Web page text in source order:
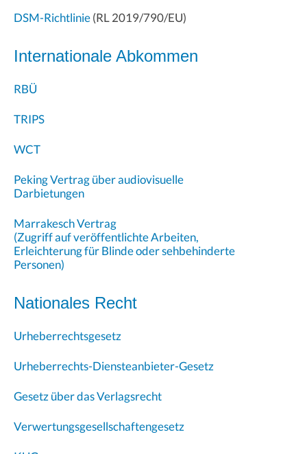
DSM-Richtlinie(RL 2019/790/EU)
Internationale Abkommen
RBÜ
TRIPS
WCT
Peking Vertrag über audiovisuelle
Darbietungen
Marrakesch Vertrag
(Zugriff auf veröffentlichte Arbeiten,
Erleichterung für Blinde oder sehbehinderte
Personen)
Nationales Recht
Urheberrechtsgesetz
Urheberrechts-Diensteanbieter-Gesetz
Gesetz über das Verlagsrecht
Verwertungsgesellschaftengesetz